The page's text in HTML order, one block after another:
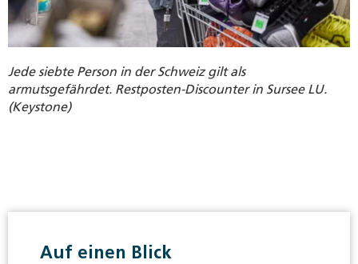
Jede siebte Person in der Schweiz gilt als
armutsgefährdet. Restposten-Discounter in Sursee LU.
(Keystone)
Auf einen Blick